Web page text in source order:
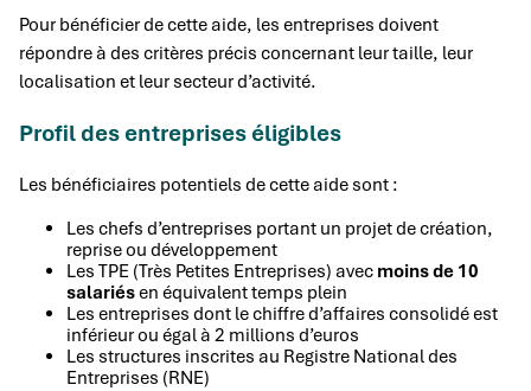
Pour bénéficier de cette aide, les entreprises doivent
répondre à des critères précis concernant leur taille, leur
localisation et leur secteur d’activité.
Profil des entreprises éligibles
Les bénéficiaires potentiels de cette aide sont :
Les chefs d’entreprises portant un projet de création,
reprise ou développement
Les TPE (Très Petites Entreprises) avec moins de 10
salariésen équivalent temps plein
Les entreprises dont le chiffre d’affaires consolidé est
inférieur ou égal à 2 millions d’euros
Les structures inscrites au Registre National des
Entreprises (RNE)